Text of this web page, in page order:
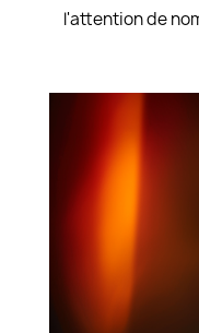
l'attention de